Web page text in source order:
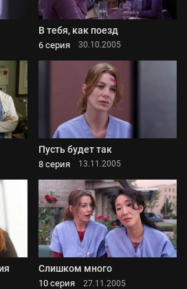
В тебя, как поезд
6 серия 30.10.2005
Пусть будет так
8 серия 13.11.2005
Слишком много
10 серия 27.11.2005